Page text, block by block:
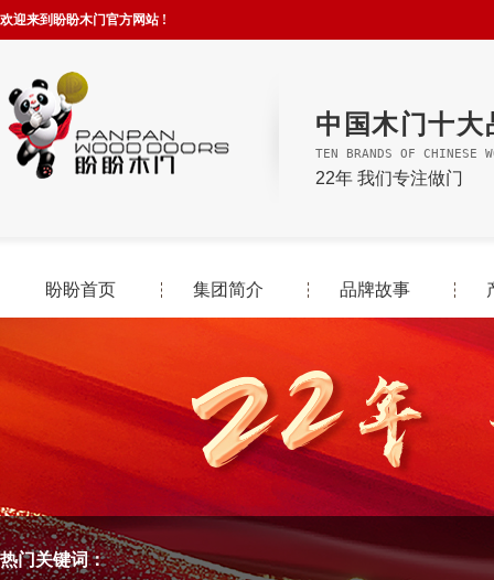
欢迎来到盼盼木门官方网站 !
中国木门十大
TEN BRANDS OF CHINESE
22年 我们专注做门
盼盼首页 集团简介 品牌故事
热门关键词：